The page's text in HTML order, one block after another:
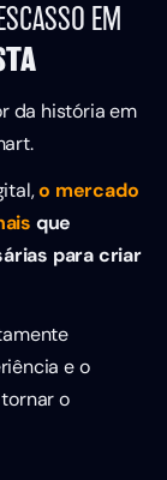
EM
da história em
o mercado
que
para criar
e o
o